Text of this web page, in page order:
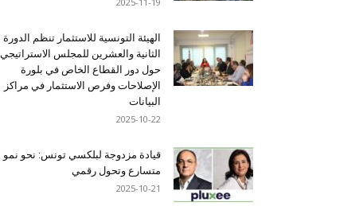
الهيئة التونسية للاستثمار تنظم الدورة
الثانية والعشرين للمجلس الاستراتيجي
حول دور القطاع الخاص في بلورة
الإصلاحات وفرص الاستثمار في مراكز
البيانات
2025-10-22
قيادة مزدوجة لبلكسي تونس: نحو نمو
متسارع وتحول رقمي
2025-10-21